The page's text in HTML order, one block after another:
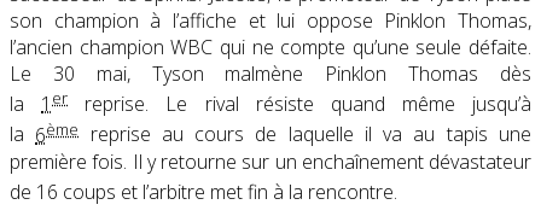
son champion à l’affiche et lui oppose Pinklon Thomas,
l’ancien champion WBC qui ne compte qu’une seule défaite.
Le 30 mai, Tyson malmène Pinklon Thomas dès
la 1er
reprise. Le rival résiste quand même jusqu’à
la 6ème
reprise au cours de laquelle il va au tapis une
première fois. Il y retourne sur un enchaînement dévastateur
de 16 coups et l’arbitre met fin à la rencontre.